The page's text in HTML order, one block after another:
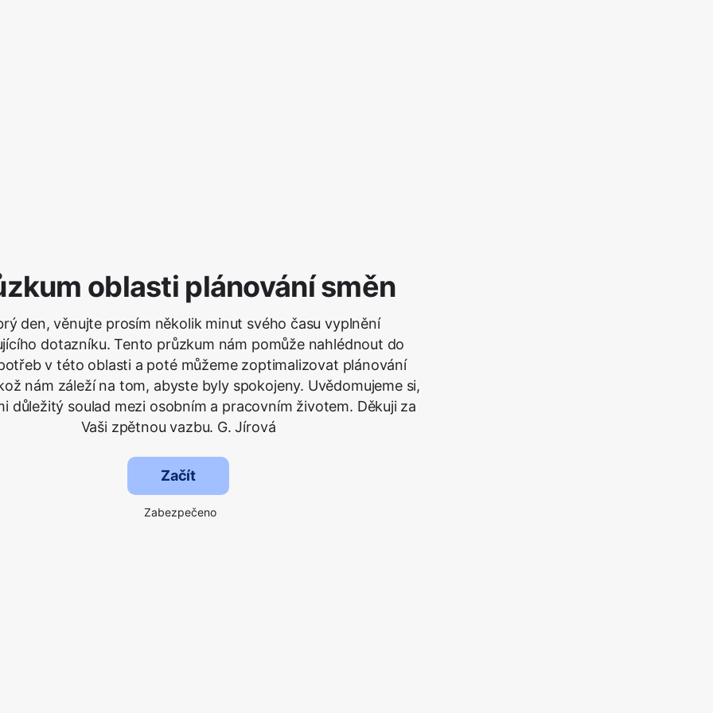
oblasti plánování směn
den, věnujte prosím několik minut svého času vyplnění
dotazníku. Tento průzkum nám pomůže nahlédnout do
v této oblasti a poté můžeme zoptimalizovat plánování
nám záleží na tom, abyste byly spokojeny. Uvědomujeme si,
důležitý soulad mezi osobním a pracovním životem. Děkuji za
Vaši zpětnou vazbu. G. Jírová
Začít
Zabezpečeno